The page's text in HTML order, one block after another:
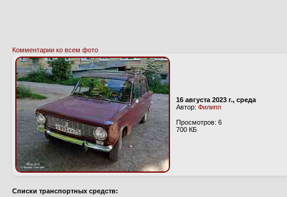
Комментарии ко всем фото
16 августа 2023 г., среда
Автор: Филипп
Просмотров: 6
700 КБ
Cписки транспортных средств: